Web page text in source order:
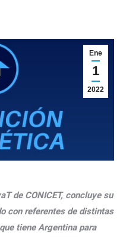
Ene
1
2022
de CONICET, concluye su
con referentes de distintas
tiene Argentina para